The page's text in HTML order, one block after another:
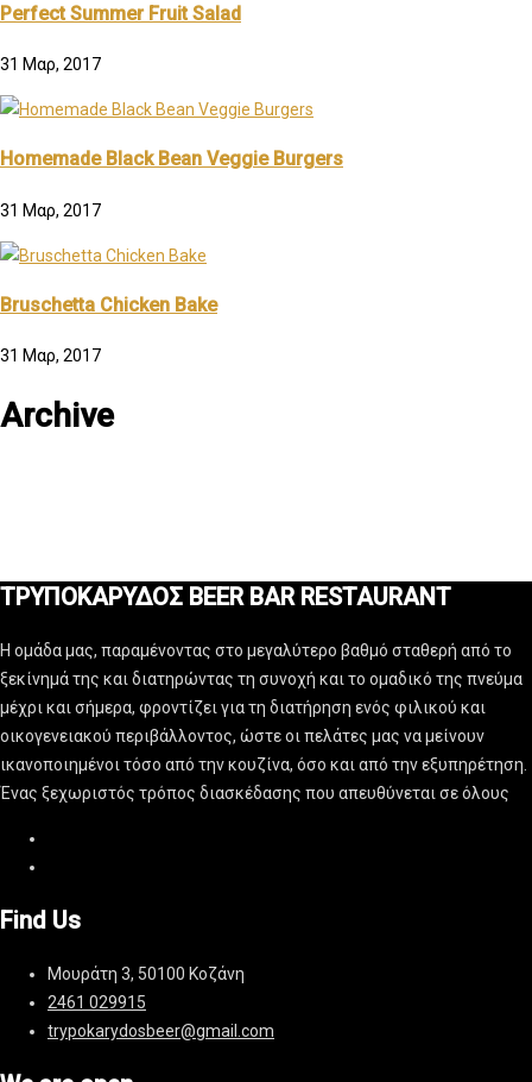
Perfect Summer Fruit Salad
31 Μαρ, 2017
Homemade Black Bean Veggie Burgers
31 Μαρ, 2017
Bruschetta Chicken Bake
31 Μαρ, 2017
Archive
ΤΡΥΠΟΚΑΡΥΔΟΣ BEER BAR RESTAURANT
Η ομάδα μας, παραμένοντας στο μεγαλύτερο βαθμό σταθερή από το
ξεκίνημά της και διατηρώντας τη συνοχή και το ομαδικό της πνεύμα
μέχρι και σήμερα, φροντίζει για τη διατήρηση ενός φιλικού και
οικογενειακού περιβάλλοντος, ώστε οι πελάτες μας να μείνουν
ικανοποιημένοι τόσο από την κουζίνα, όσο και από την εξυπηρέτηση.
Ένας ξεχωριστός τρόπος διασκέδασης που απευθύνεται σε όλους
Find Us
Μουράτη 3, 50100 Κοζάνη
2461 029915
trypokarydosbeer@gmail.com